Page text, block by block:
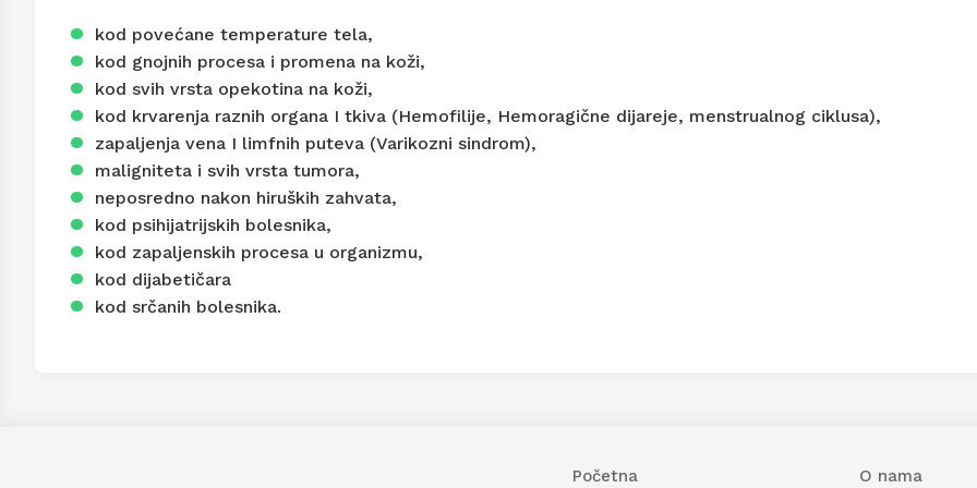
kod povećane temperature tela,
kod gnojnih procesa i promena na koži,
kod svih vrsta opekotina na koži,
kod krvarenja raznih organa I tkiva (Hemofilije, Hemoragične dijareje, menstrualnog ciklusa),
zapaljenja vena I limfnih puteva (Varikozni sindrom),
maligniteta i svih vrsta tumora,
neposredno nakon hiruških zahvata,
kod psihijatrijskih bolesnika,
kod zapaljenskih procesa u organizmu,
kod dijabetičara
kod srčanih bolesnika.
Početna O nama